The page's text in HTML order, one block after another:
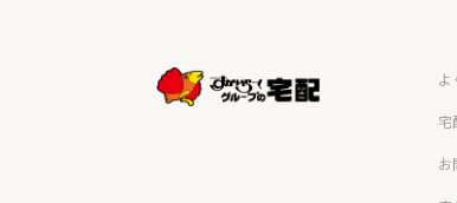
よ
宅
お